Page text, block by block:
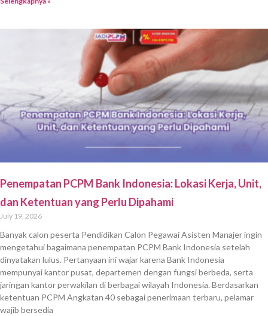
Penempatan PCPM Bank Indonesia: Lokasi Kerja, Unit,
dan Ketentuan yang Perlu Dipahami
July 19, 2026
Banyak calon peserta Pendidikan Calon Pegawai Asisten Manajer ingin
mengetahui bagaimana penempatan PCPM Bank Indonesia setelah
dinyatakan lulus. Pertanyaan ini wajar karena Bank Indonesia
mempunyai kantor pusat, departemen dengan fungsi berbeda, serta
jaringan kantor perwakilan di berbagai wilayah Indonesia. Berdasarkan
ketentuan PCPM Angkatan 40 sebagai penerimaan terbaru, pelamar
wajib bersedia